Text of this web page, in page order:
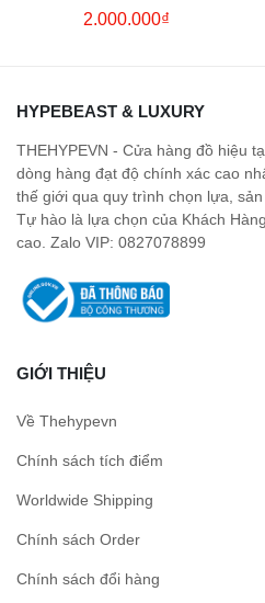
MONOGRAM MOIRE
2.000.000₫
HYPEBEAST & LUXURY
THEHYPEVN - Cửa hàng đồ hiệu
dòng hàng đạt độ chính xác cao
thế giới qua quy trình chọn lựa,
Tự hào là lựa chọn của Khách
cao. Zalo VIP: 0827078899
GIỚI THIỆU
Về Thehypevn
Chính sách tích điểm
Worldwide Shipping
Chính sách Order
Chính sách đổi hàng